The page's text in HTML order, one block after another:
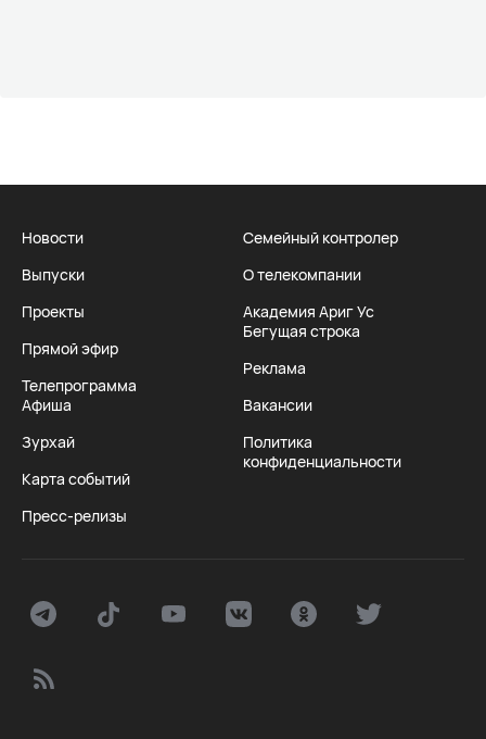
Новости
Выпуски
Проекты
Прямой эфир
Телепрограмма
Афиша
Зурхай
Карта событий
Пресс-релизы
Семейный контролер
О телекомпании
Академия Ариг Ус
Бегущая строка
Реклама
Вакансии
Политика
конфиденциальности